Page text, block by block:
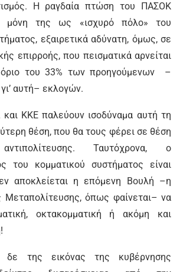
Η ραγδαία πτώση του ΠΑΣΟΚ
της ως «ισχυρό πόλο» του
εξαιρετικά αδύνατη, όμως, σε
επιρροής, που πεισματικά αρνείται
του 33% των προηγούμενων –
αυτή– εκλογών.
ΚΚΕ παλεύουν ισοδύναμα αυτή τη
θέση, που θα τους φέρει σε θέση
Ταυτόχρονα, ο
του κομματικού συστήματος είναι
αποκλείεται η επόμενη Βουλή –η
Μεταπολίτευσης, όπως φαίνεται– να
οκτακομματική ή ακόμη και
δε της εικόνας της κυβέρνησης